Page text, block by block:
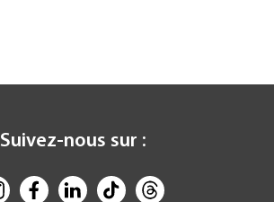
Suivez-nous sur :